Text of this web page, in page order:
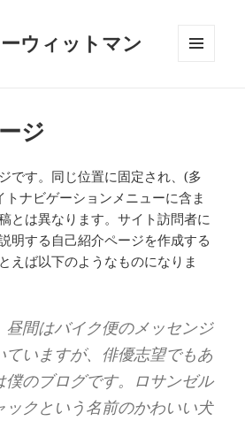
ウィットマン
ジ
です。同じ位置に固定され、(多
トナビゲーションメニューに含ま
とは異なります。サイト訪問者に
明する自己紹介ページを作成する
えば以下のようなものになりま
昼間はバイク便のメッセンジ
ていますが、俳優志望でもあ
僕のブログです。ロサンゼル
ックという名前のかわいい犬